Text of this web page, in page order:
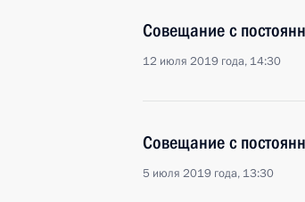
Совещание с
12 июля 2019 года, 14:30
Совещание с
5 июля 2019 года, 13:30